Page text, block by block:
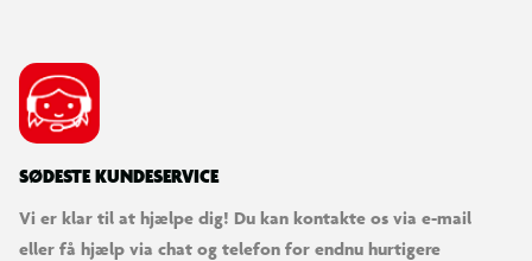
SØDESTE KUNDESERVICE
Vi er klar til at hjælpe dig! Du kan kontakte os via e-mail
eller få hjælp via chat og telefon for endnu hurtigere